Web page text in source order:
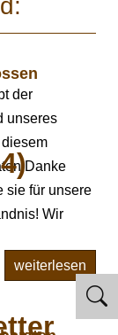
der
unseres
Danke
sie für unsere
Wir
weiterlesen